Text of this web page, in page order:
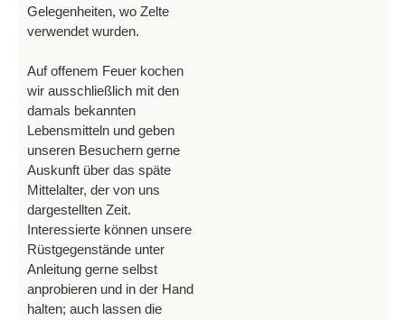
Gelegenheiten, wo Zelte
verwendet wurden.
Auf offenem Feuer kochen
wir ausschließlich mit den
damals bekannten
Lebensmitteln und geben
unseren Besuchern gerne
Auskunft über das späte
Mittelalter, der von uns
dargestellten Zeit.
Interessierte können unsere
Rüstgegenstände unter
Anleitung gerne selbst
anprobieren und in der Hand
halten; auch lassen die